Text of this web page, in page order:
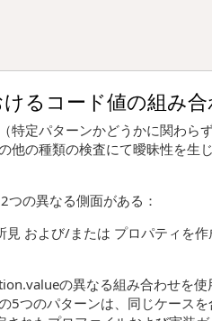
けるコード値の組み
特定パターンかどうかに関わ
他の種類の検査にて曖昧性を
つの異なる側面がある：
見 および/または プロパティを
の異なる組み合わせを
5つのパターンは、同じケース